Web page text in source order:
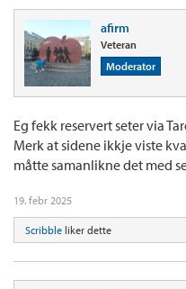
afirm
Veteran
Moderator
Eg fekk reservert seter via
Merk at sidene ikkje viste
måtte samanlikne det med
19. febr 2025
Scribble liker dette